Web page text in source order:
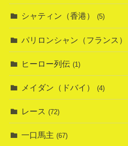
シャティン（香港） (5)
パリロンシャン（フランス）
ヒーロー列伝 (1)
メイダン（ドバイ） (4)
レース (72)
一口馬主 (67)